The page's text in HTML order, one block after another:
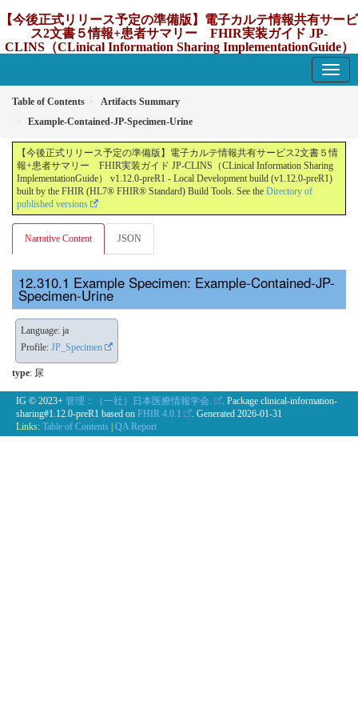
【今後正式リリース予定の準備版】電子カルテ情報共有サービ
ス2文書５情報+患者サマリー FHIR実装ガイド JP-
CLINS（CLinical Information Sharing ImplementationGuide）
Table of Contents
Artifacts Summary
Example-Contained-JP-Specimen-Urine
【今後正式リリース予定の準備版】電子カルテ情報共有サービス2文書５情
報+患者サマリー FHIR実装ガイド JP-CLINS（CLinical Information Sharing
ImplementationGuide） v1.12.0-preR1 - Local Development build (v1.12.0-preR1)
built by the FHIR (HL7® FHIR® Standard) Build Tools. See the Directory of
published versions
Narrative Content JSON
Example Specimen: Example-Contained-JP-
Specimen-Urine
Language: ja
Profile: JP_Specimen
type: 尿
IG © 2023+ 管理：（一社）日本医療情報学会.
. Package clinical-information-
sharing#1.12.0-preR1 based on FHIR 4.0.1 . Generated 2026-01-31
Links: Table of Contents | QA Report